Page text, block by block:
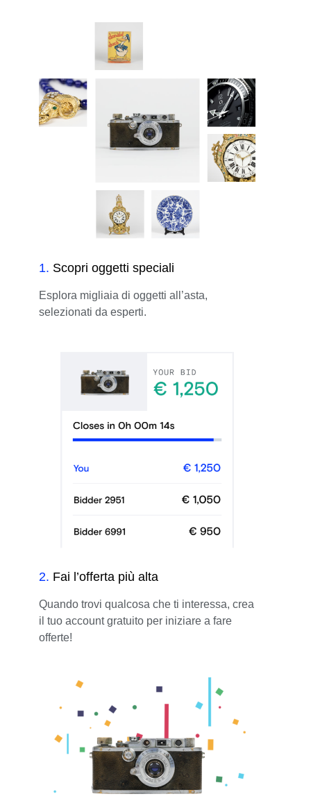
1. Scopri oggetti speciali
Esplora migliaia di oggetti all’asta,
selezionati da esperti.
2. Fai l’offerta più alta
Quando trovi qualcosa che ti interessa, crea
il tuo account gratuito per iniziare a fare
offerte!